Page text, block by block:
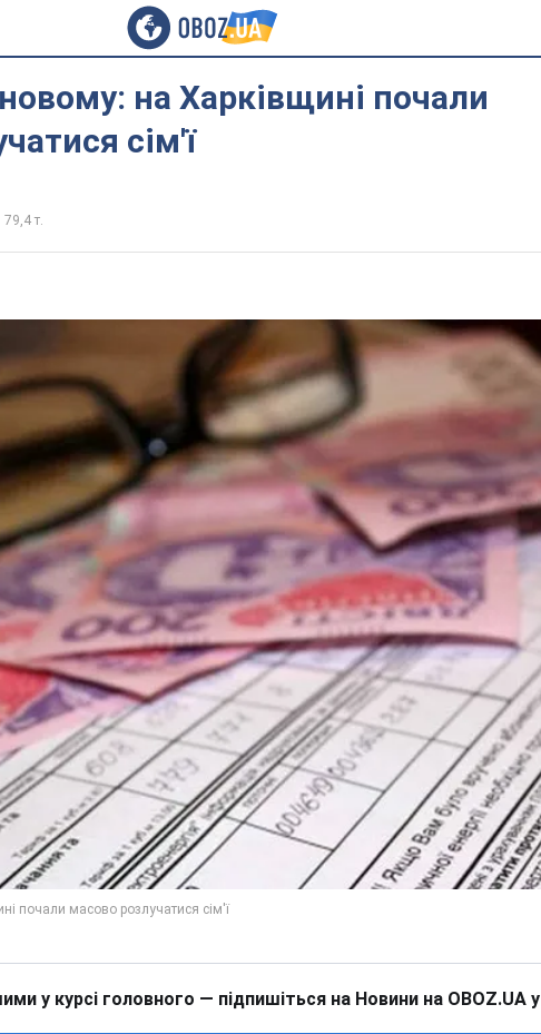
на Харківщині почали
сім'ї
79,4 т.
у курсі головного — підпишіться на Новини на OBOZ.UA у